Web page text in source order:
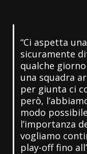
“Ci aspetta
sicuramente
qualche
una squadra
per giunta ci
però,
modo
l’importanza
vogliamo
play-off fino